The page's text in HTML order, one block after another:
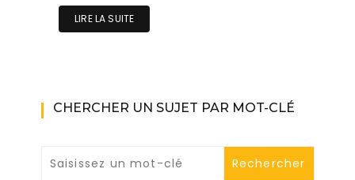
LIRE LA SUITE
CHERCHER UN SUJET PAR MOT-CLÉ